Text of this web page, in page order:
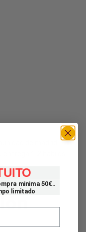
de madrid
1-2 habiles
minima 50€..
limitado